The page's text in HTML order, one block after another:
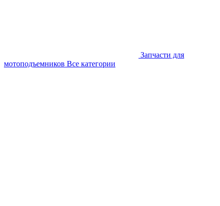
Запчасти для
мотоподъемников Все категории